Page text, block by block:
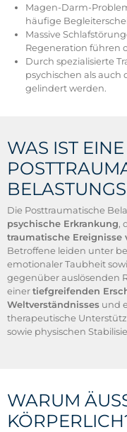
Magen-Darm-
häufige
Massive
Regeneration führen
Durch spezialisierte
psychischen als
gelindert werden.
WAS IST EINE
Die Posttraumatische
psychische Erkrankung,
traumatische Ereignisse
Betroffene leiden unter
emotionaler Taubheit
gegenüber auslösenden
einertiefgreifenden
Weltverständnissesund
therapeutische
sowie physischen
WARUM
ÖRPERLICH?